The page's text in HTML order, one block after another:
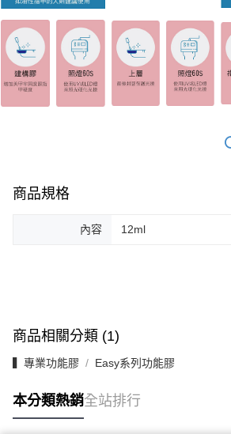
商品規格
內容 12ml
商品相關分類 (1)
▍專業功能膠 Easy系列功能膠
本分類熱銷全站排行